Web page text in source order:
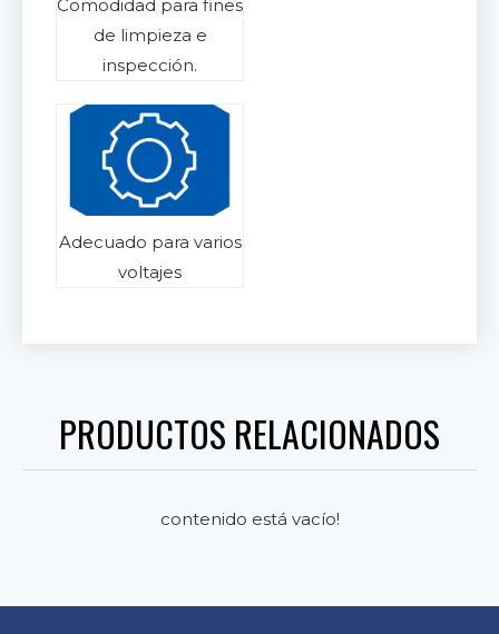
Comodidad para fines
de limpieza e
inspección.
Adecuado para varios
voltajes
PRODUCTOS RELACIONADOS
contenido está vacío!